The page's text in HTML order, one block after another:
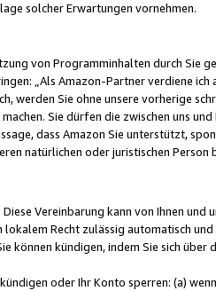
solcher Erwartungen vornehmen.
von Programminhalten durch Sie
„Als Amazon-Partner verdiene ich
werden Sie ohne unsere vorherige
Sie dürfen die zwischen uns und
dass Amazon Sie unterstützt,
natürlichen oder juristischen Person
Vereinbarung kann von Ihnen und
Recht zulässig automatisch und
können kündigen, indem Sie sich über
oder Ihr Konto sperren: (a)